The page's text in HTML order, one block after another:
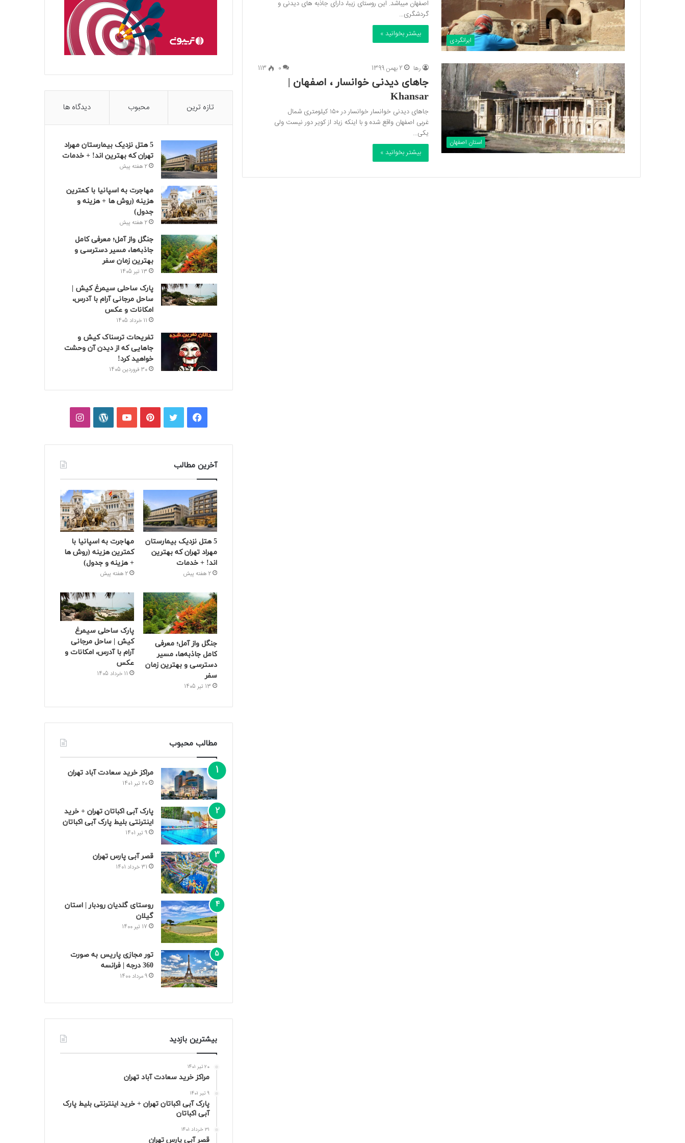
ایرانگردی
اصفهان میباشد. این روستای زیبا، دارای جاذبه های دیدنی و
گردشگری…
بیشتر بخوانید »
استان اصفهان
رها 2 بهمن 1399 0
113
جاهای دیدنی خوانسار ، اصفهان |
Khansar
جاهای دیدنی خوانسار خوانسار در ۱۵۰ کیلومتری شمال
غربی اصفهان واقع شده و با اینکه زیاد از کویر دور نیست ولی
یکی…
بیشتر بخوانید »
تازه ترین محبوب دیدگاه ها
5 هتل نزدیک بیمارستان مهراد
تهران که بهترین‌ اند! + خدمات
2 هفته پیش
مهاجرت به اسپانیا با کمترین
هزینه (روش ها + هزینه و
جدول)
2 هفته پیش
جنگل واز آمل؛ معرفی کامل
جاذبه‌ها، مسیر دسترسی و
بهترین زمان سفر
13 تیر 1405
پارک ساحلی سیمرغ کیش |
ساحل مرجانی آرام با آدرس،
امکانات و عکس
11 خرداد 1405
تفریحات ترسناک کیش و
جاهایی که از دیدن آن وحشت
خواهید کرد!
30 فروردین 1405
فیسبوکتوییترپینتریستیوتیوبوردپرساینستاگرام
آخرین مطالب
5 هتل نزدیک بیمارستان
مهراد تهران که بهترین‌
اند! + خدمات
2 هفته پیش
مهاجرت به اسپانیا با
کمترین هزینه (روش ها
+ هزینه و جدول)
2 هفته پیش
جنگل واز آمل؛ معرفی
کامل جاذبه‌ها، مسیر
دسترسی و بهترین زمان
سفر
13 تیر 1405
پارک ساحلی سیمرغ
کیش | ساحل مرجانی
آرام با آدرس، امکانات و
عکس
11 خرداد 1405
مطالب محبوب
مراکز خرید سعادت‌ آباد تهران
20 تیر 1401
پارک آبی اکباتان تهران + خرید
اینترنتی بلیط پارک آبی اکباتان
9 تیر 1401
قصر آبی پارس تهران
31 خرداد 1401
روستای گلدیان رودبار | استان
گیلان
17 تیر 1400
تور مجازی پاریس به صورت
360 درجه | فرانسه
9 مرداد 1400
بیشترین بازدید
20 تیر 1401
مراکز خرید سعادت‌ آباد تهران
9 تیر 1401
پارک آبی اکباتان تهران + خرید اینترنتی بلیط پارک
آبی اکباتان
31 خرداد 1401
قصر آبی پارس تهران